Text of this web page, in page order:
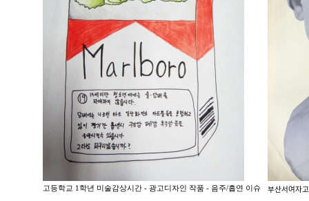
고등학교 1학년 미술감상시간 - 광고디자인 작품 - 음주/흡연 이슈